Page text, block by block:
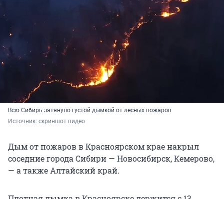
Всю Сибирь затянуло густой дымкой от лесных пожаров
Источник: скриншот видео
Дым от пожаров в Красноярском крае накрыл
соседние города Сибири — Новосибирск, Кемерово,
— а также Алтайский край.